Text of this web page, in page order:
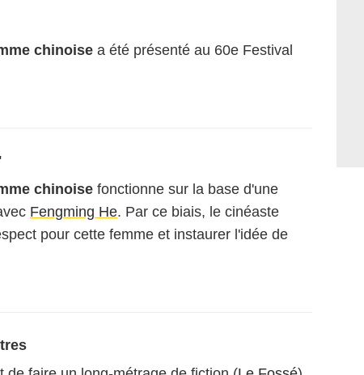
chinoise a été présenté au 60e Festival
chinoise fonctionne sur la base d'une
Fengming He. Par ce biais, le cinéaste
pour cette femme et instaurer l'idée de